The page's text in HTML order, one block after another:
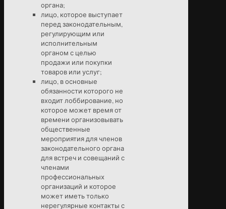
органа;
лицо, которое выступает
перед законодательным,
регулирующим или
исполнительным
органом с целью
продажи или покупки
товаров или услуг;
лицо, в основные
обязанности которого не
входит лоббирование, но
которое может время от
времени организовывать
общественные
мероприятия для членов
законодательного органа
для встреч и совещаний с
членами
профессиональных
организаций и которое
может иметь только
нерегулярные контакты с